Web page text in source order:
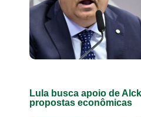
Lula busca apoio de
propostas econômicas